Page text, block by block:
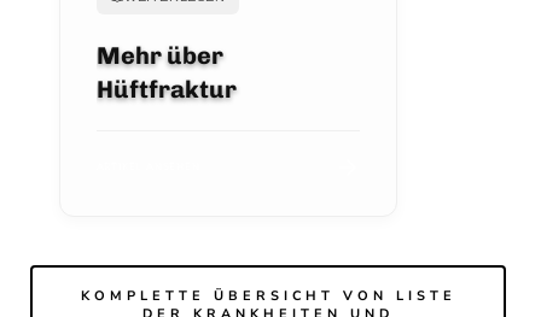
Mehr über
Hüftfraktur
KOMPLETTE ÜBERSICHT VON LISTE